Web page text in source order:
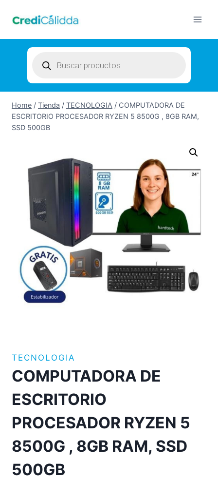
search
Home / Tienda / TECNOLOGIA / COMPUTADORA DE
ESCRITORIO PROCESADOR RYZEN 5 8500G , 8GB RAM,
SSD 500GB
TECNOLOGIA
COMPUTADORA DE
ESCRITORIO
PROCESADOR RYZEN 5
8500G , 8GB RAM, SSD
500GB